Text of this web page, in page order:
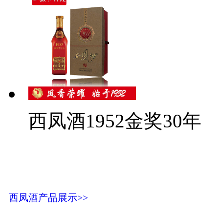
西凤酒1952金奖30年
西凤酒产品展示>>